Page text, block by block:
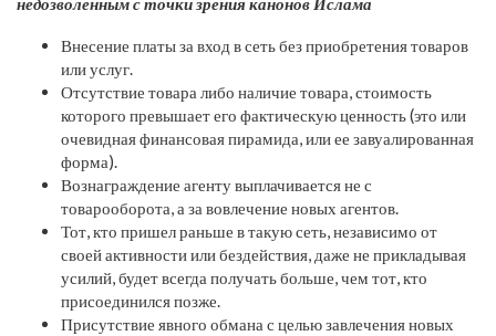
Внесение платы за вход в сеть без приобретения товаров
или услуг.
Отсутствие товара либо наличие товара, стоимость
которого превышает его фактическую ценность (это или
очевидная финансовая пирамида, или ее завуалированная
форма).
Вознаграждение агенту выплачивается не с
товарооборота, а за вовлечение новых агентов.
Тот, кто пришел раньше в такую сеть, независимо от
своей активности или бездействия, даже не прикладывая
усилий, будет всегда получать больше, чем тот, кто
присоединился позже.
Присутствие явного обмана с целью завлечения новых